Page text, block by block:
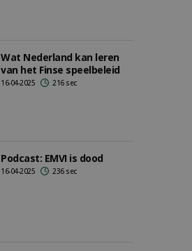
Wat Nederland kan leren
van het Finse speelbeleid
16-04-2025 216 sec
Podcast: EMVI is dood
16-04-2025 236 sec